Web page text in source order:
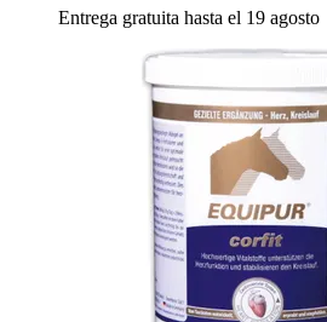
Entrega gratuita hasta el 19 agosto